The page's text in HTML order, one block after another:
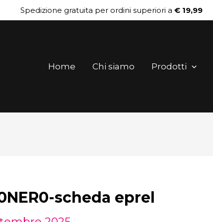
Spedizione gratuita per ordini superiori a € 19,99
Home Chi siamo Prodotti
scheda eprel